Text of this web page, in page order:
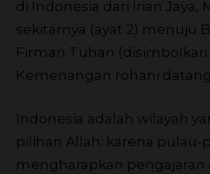
di Indonesia dari lrian Jaya,
sekitarnya (ayat 2) menuju
Firman Tuhan (disimbolkan
Kemenangan rohani datang
Indonesia adalah wilayah
pilihan Allah: karena pulau-
mengharapkan pengajaran